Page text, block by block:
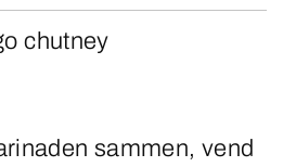
chutney
sammen, vend